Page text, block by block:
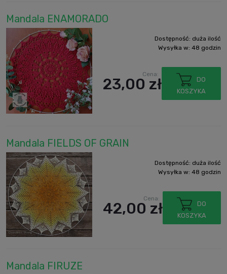
Mandala ENAMORADO
Dostępność: duża ilość
Wysyłka w: 48 godzin
Cena:
23,00 zł
DO
KOSZYKA
Mandala FIELDS OF GRAIN
Dostępność: duża ilość
Wysyłka w: 48 godzin
Cena:
42,00 zł
DO
KOSZYKA
Mandala FIRUZE